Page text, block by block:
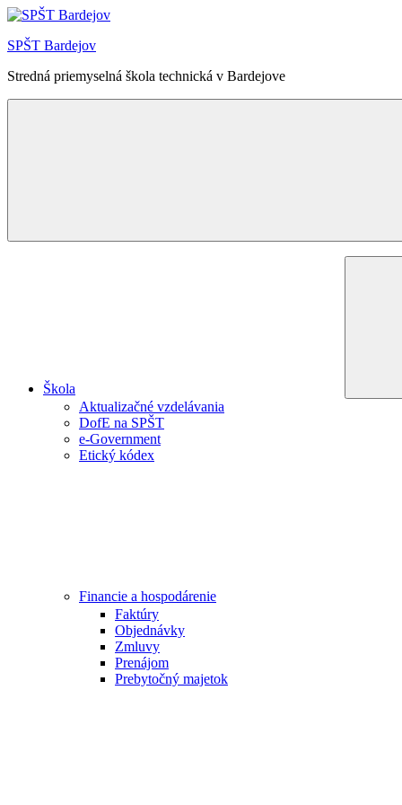
Skip
content
SPŠT Bardejov
Stredná priemyselná škola technická v Bardejove
Menu
Škola
Aktualizačné vzdelávania
DofE na SPŠT
e-Government
Etický kódex
Financie a hospodárenie
Faktúry
Objednávky
Zmluvy
Prenájom
Prebytočný majetok